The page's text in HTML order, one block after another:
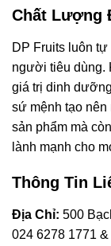
Chất Lượng
DP Fruits luôn
người tiêu dùng.
giá trị dinh
sứ mệnh tạo nên
sản phẩm mà
lành mạnh cho
Thông Tin
Địa Chỉ: 500
024 6278 1771